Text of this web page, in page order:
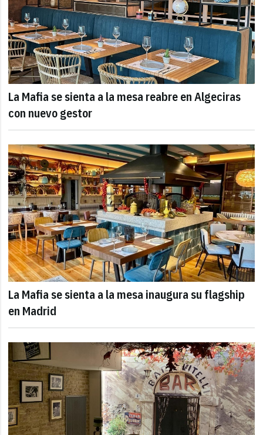
La Mafia se sienta a la mesa reabre en Algeciras
con nuevo gestor
La Mafia se sienta a la mesa inaugura su flagship
en Madrid